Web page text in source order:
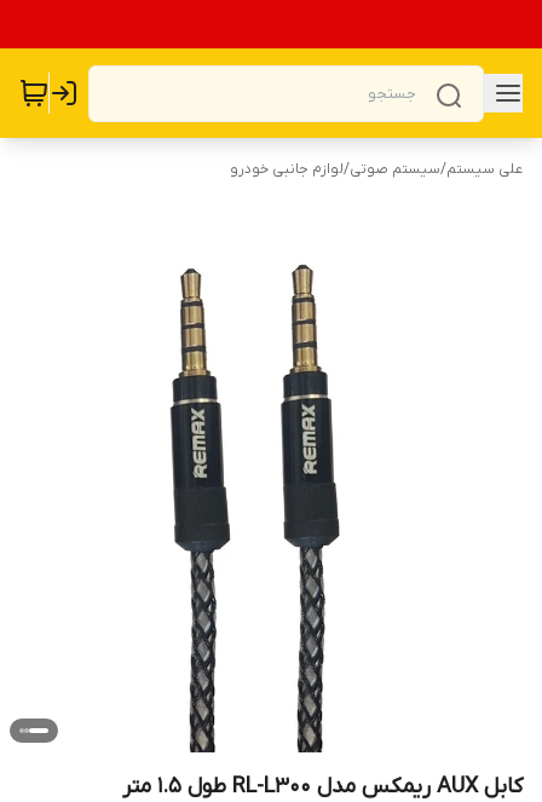
علی سیستم/سیستم صوتی/لوازم جانبی خودرو
کابل AUX ریمکس مدل RL-L300 طول 1.5 متر